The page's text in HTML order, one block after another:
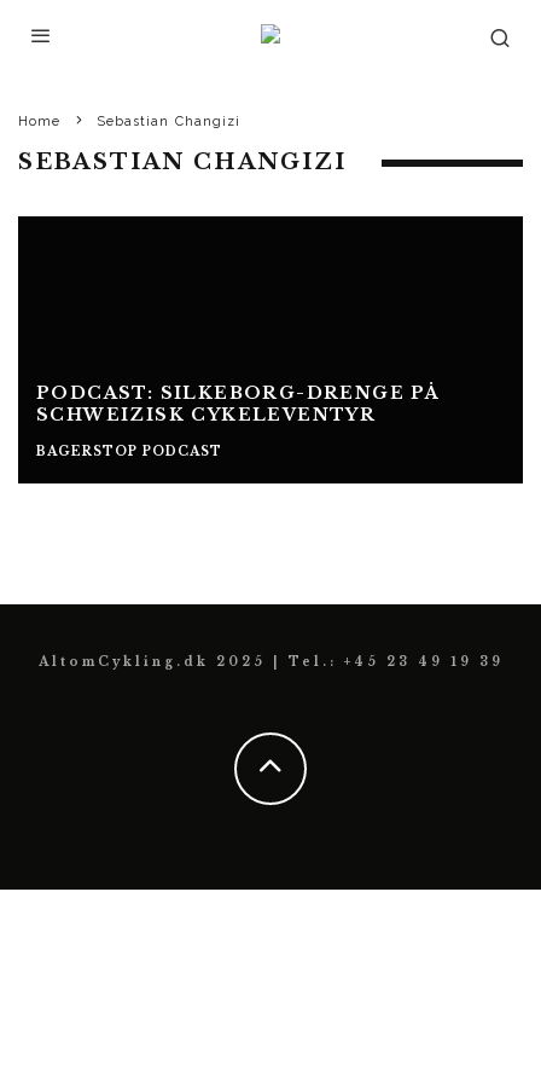
Home Sebastian Changizi
SEBASTIAN CHANGIZI
PODCAST: SILKEBORG-DRENGE PÅ
SCHWEIZISK CYKELEVENTYR
BAGERSTOP PODCAST
AltomCykling.dk 2025 | Tel.: +45 23 49 19 39